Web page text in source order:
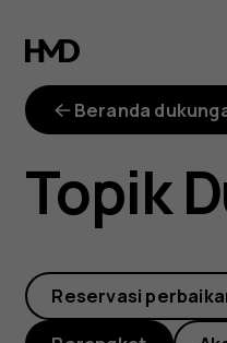
Mengapa
ponsel
saya
kadang-
kadang
Beranda
Topik
Reservasi